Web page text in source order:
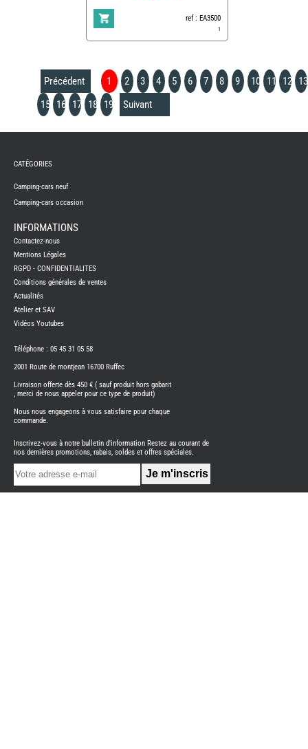
ref : EA3500
1
Précédent 1 2 3 4 5 6 7 8 9 10 11 12
13
15
16 17 18 19 Suivant
CAMPING-
NEUFS
CAMPING-
CAMPING-
BENIMAR
CAMPING-
CARADO
CAMPING-
ITINEO
CAMPING-
OCCASION
CARADO
NEUFS
FOURGON
BENIMAR
FOURGON
CATÉGORIES
Camping-cars neuf
Camping-cars occasion
INFORMATIONS
Contactez-nous
Mentions Légales
RGPD - CONFIDENTIALITES
Conditions générales de ventes
Actualités
Atelier et SAV
Vidéos Youtubes
Téléphone : 05 45 31 05 58
2001 Route de montjean 16700 Ruffec
Livraison offerte dès 450 € ( sauf produit hors gabarit
, merci de nous appeler pour ce type de produit)
Nous nous engageons à vous satisfaire pour chaque
commande.
Inscrivez-vous à notre bulletin d'information Restez au courant de
nos dernières promotions, rabais, soldes et offres spéciales.